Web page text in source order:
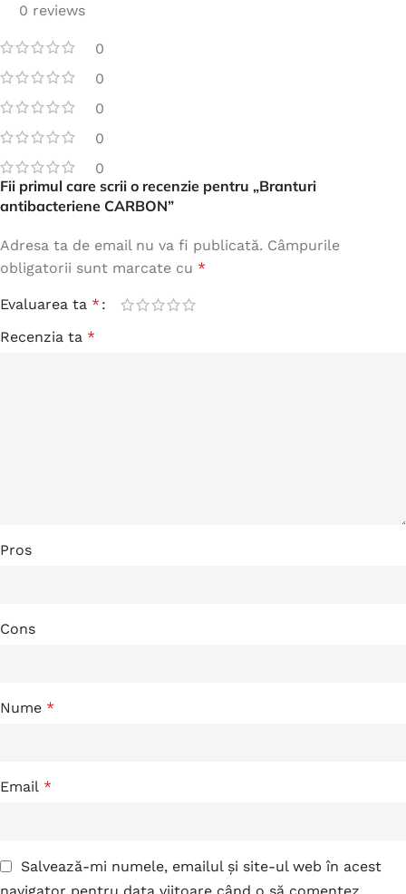
0 reviews
0
0
0
0
0
Fii primul care scrii o recenzie pentru „Branturi
antibacteriene CARBON”
Adresa ta de email nu va fi publicată. Câmpurile
obligatorii sunt marcate cu *
Evaluarea ta *
Recenzia ta *
Pros
Cons
Nume *
Email *
Salvează-mi numele, emailul și site-ul web în acest
navigator pentru data viitoare când o să comentez.